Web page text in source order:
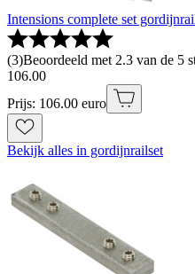
Intensions complete set
(3)Beoordeeld met 2.3 van de 5
106.00
Prijs: 106.00 euro
Bekijk alles in gordijnrailset